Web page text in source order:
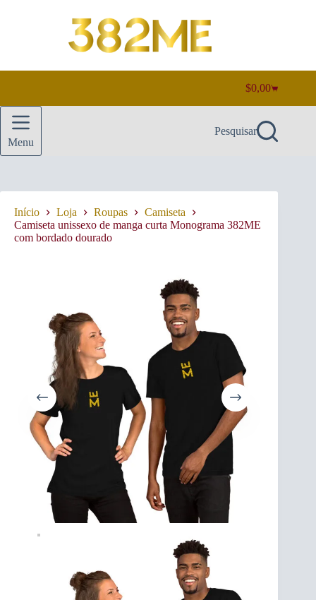
Carrinho
de
compras
$0,00
Menu
Pesquisar
Início Loja Roupas
Camiseta
Camiseta unissexo de manga curta Monograma 382ME
com bordado dourado